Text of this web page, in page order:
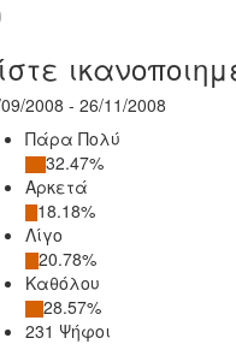
2008 - 26/11/2008
Πάρα Πολύ
32.47%
Αρκετά
18.18%
Λίγο
20.78%
Καθόλου
28.57%
231 Ψήφοι